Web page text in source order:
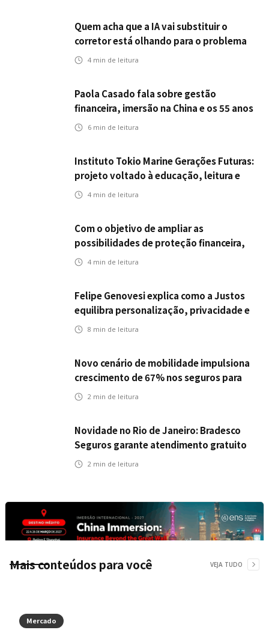
Quem acha que a IA vai substituir o
corretor está olhando para o problema
errado
4 min de leitura
Paola Casado fala sobre gestão
financeira, imersão na China e os 55 anos
da ENS
6 min de leitura
Instituto Tokio Marine Gerações Futuras:
projeto voltado à educação, leitura e
empregabilidade
4 min de leitura
Com o objetivo de ampliar as
possibilidades de proteção financeira,
Icatu Seguros eleva capital segurado
4 min de leitura
Felipe Genovesi explica como a Justos
equilibra personalização, privacidade e
tecnologia
8 min de leitura
Novo cenário de mobilidade impulsiona
crescimento de 67% nos seguros para
veículos elétricos da Bradesco Seguros
2 min de leitura
Novidade no Rio de Janeiro: Bradesco
Seguros garante atendimento gratuito
na Ponte Rio-Niterói
2 min de leitura
Mais conteúdos para você VEJA TUDO
Mercado